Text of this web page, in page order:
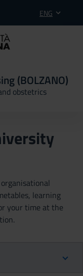
ENG
(BOLZANO)
obstetrics
learning
your time at the